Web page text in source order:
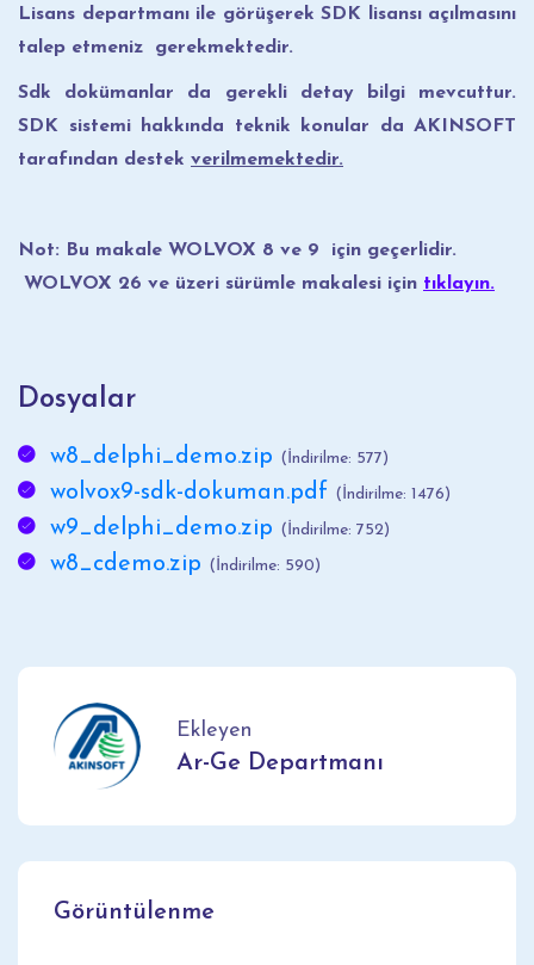
Lisans departmanı ile görüşerek SDK lisansı açılmasını
talep etmeniz gerekmektedir.
Sdk dokümanlar da gerekli detay bilgi mevcuttur.
SDK sistemi hakkında teknik konular da AKINSOFT
tarafından destek verilmemektedir.
Not: Bu makale WOLVOX 8 ve 9 için geçerlidir.
WOLVOX 26 ve üzeri sürümle makalesi için tıklayın.
Dosyalar
w8_delphi_demo.zip (İndirilme: 577)
wolvox9-sdk-dokuman.pdf (İndirilme: 1476)
w9_delphi_demo.zip (İndirilme: 752)
w8_cdemo.zip (İndirilme: 590)
Ekleyen
Ar-Ge Departmanı
Görüntülenme